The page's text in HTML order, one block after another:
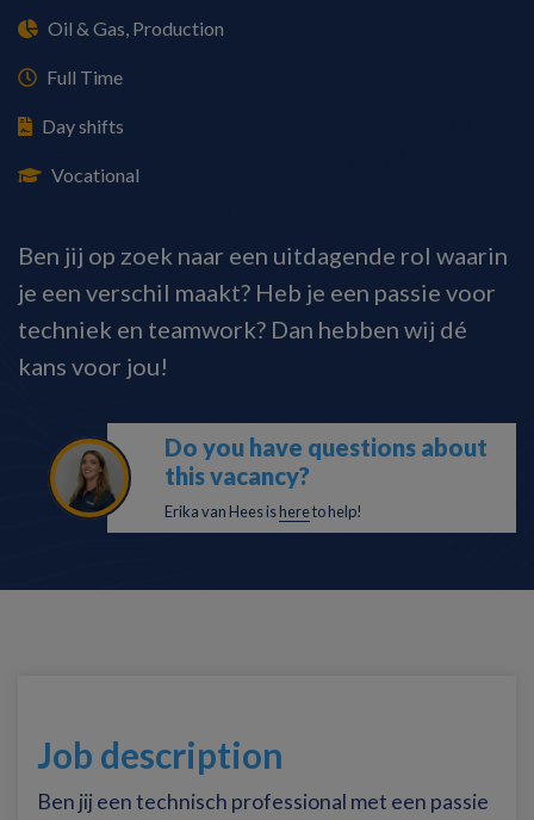
Oil & Gas, Production
Full Time
Day shifts
Vocational
Ben jij op zoek naar een uitdagende rol waarin
je een verschil maakt? Heb je een passie voor
techniek en teamwork? Dan hebben wij dé
kans voor jou!
Do you have questions about
this vacancy?
Erika van Hees ishereto help!
Job description
Ben jij een technisch professional met een passie